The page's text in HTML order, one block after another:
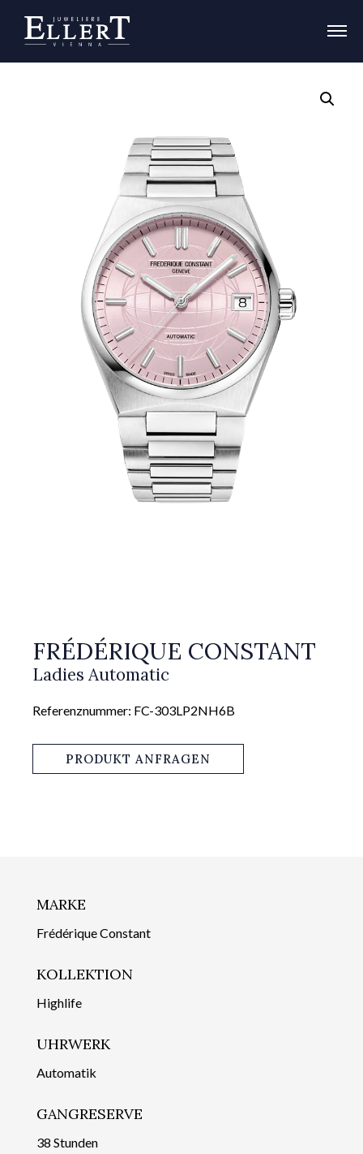
FRÉDÉRIQUE CONSTANT
Ladies Automatic
Referenznummer: FC-303LP2NH6B
PRODUKT ANFRAGEN
MARKE
Frédérique Constant
KOLLEKTION
Highlife
UHRWERK
Automatik
GANGRESERVE
38 Stunden